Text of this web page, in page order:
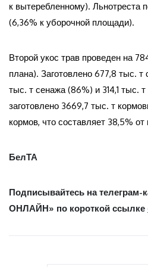
к вытеребленному). Льнотреста
(6,36% к уборочной площади).
Второй укос трав проведен на
плана). Заготовлено 677,8 тыс. т
тыс. т сенажа (86%) и 314,1 тыс.
заготовлено 3669,7 тыс. т
кормов, что составляет 38,5% от
БелТА
Подписывайтесь на телеграм-
ОНЛАЙН» по короткой ссылке